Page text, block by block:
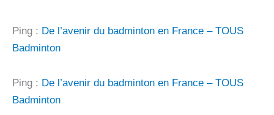
Ping : De l’avenir du badminton en France – TOUS
Badminton
Ping : De l’avenir du badminton en France – TOUS
Badminton